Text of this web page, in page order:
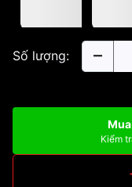
Số lượng:
Kiểm